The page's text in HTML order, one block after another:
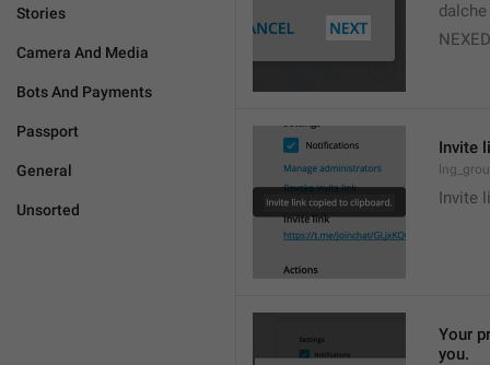
Stories
Camera And Media
Bots And Payments
Passport
General
Unsorted
dalche
NEXED
Invite
Invite
Your
you.